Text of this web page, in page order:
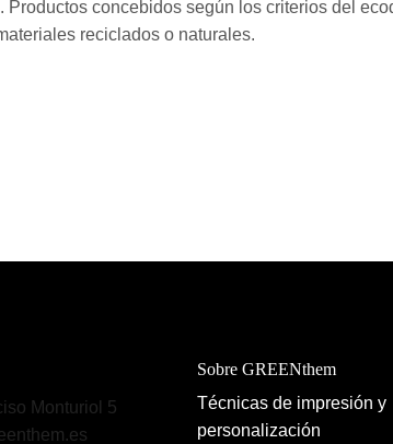
Productos concebidos según los criterios del
reciclados o naturales.
Monturiol 5
Sobre GREENthem
Técnicas de impresión y
personalización